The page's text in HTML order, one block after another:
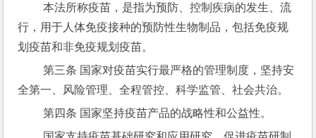
本法所称疫苗，是指为预防、控制疾病的发生、流
行，用于人体免疫接种的预防性生物制品，包括免疫规
划疫苗和非免疫规划疫苗。
第三条 国家对疫苗实行最严格的管理制度，坚持安
全第一、风险管理、全程管控、科学监管、社会共治。
第四条 国家坚持疫苗产品的战略性和公益性。